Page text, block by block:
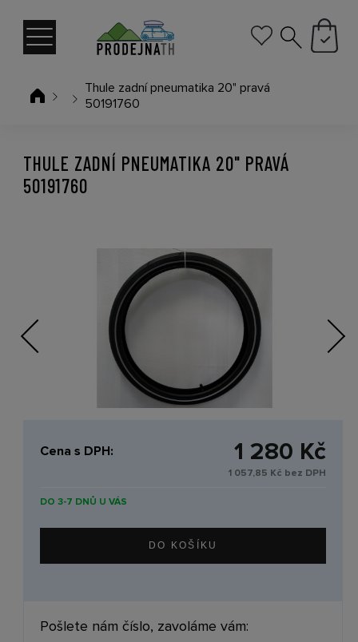
Thule zadní pneumatika 20" pravá
50191760
Previous Next
THULE ZADNÍ PNEUMATIKA 20" PRAVÁ
50191760
Cena s DPH: 1 280 Kč
1 057,85 Kč bez DPH
DO 3-7 DNŮ U VÁS
Pošlete nám číslo, zavoláme vám: